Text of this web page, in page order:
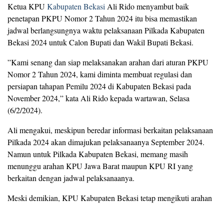
Ketua KPUKabupaten Bekasi Ali Rido menyambut baik
penetapan PKPU Nomor 2 Tahun 2024 itu bisa memastikan
jadwal berlangsungnya waktu pelaksanaan Pilkada Kabupaten
Bekasi 2024 untuk Calon Bupati dan Wakil Bupati Bekasi.
”Kami senang dan siap melaksanakan arahan dari aturan PKPU
Nomor 2 Tahun 2024, kami diminta membuat regulasi dan
persiapan tahapan Pemilu 2024 di Kabupaten Bekasi pada
November 2024,” kata Ali Rido kepada wartawan, Selasa
(6/2/2024).
Ali mengakui, meskipun beredar informasi berkaitan pelaksanaan
Pilkada 2024 akan dimajukan pelaksanaanya September 2024.
Namun untuk Pilkada Kabupaten Bekasi, memang masih
menunggu arahan KPU Jawa Barat maupun KPU RI yang
berkaitan dengan jadwal pelaksanaanya.
Meski demikian, KPU Kabupaten Bekasi tetap mengikuti arahan